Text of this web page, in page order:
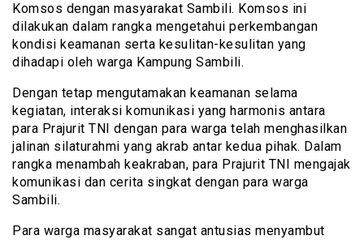
Komsos dengan masyarakat Sambili. Komsos ini
dilakukan dalam rangka mengetahui perkembangan
kondisi keamanan serta kesulitan-kesulitan yang
dihadapi oleh warga Kampung Sambili.
Dengan tetap mengutamakan keamanan selama
kegiatan, interaksi komunikasi yang harmonis antara
para Prajurit TNI dengan para warga telah menghasilkan
jalinan silaturahmi yang akrab antar kedua pihak. Dalam
rangka menambah keakraban, para Prajurit TNI mengajak
komunikasi dan cerita singkat dengan para warga
Sambili.
Para warga masyarakat sangat antusias menyambut